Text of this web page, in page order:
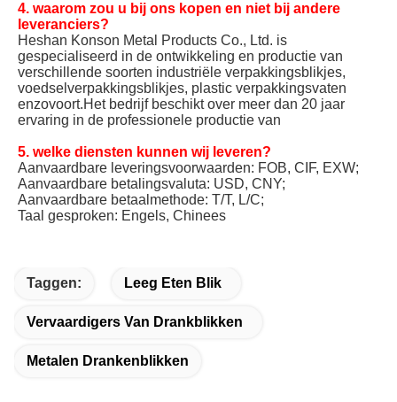
4. waarom zou u bij ons kopen en niet bij andere
leveranciers?
Heshan Konson Metal Products Co., Ltd. is
gespecialiseerd in de ontwikkeling en productie van
verschillende soorten industriële verpakkingsblikjes,
voedselverpakkingsblikjes, plastic verpakkingsvaten
enzovoort.Het bedrijf beschikt over meer dan 20 jaar
ervaring in de professionele productie van
5. welke diensten kunnen wij leveren?
Aanvaardbare leveringsvoorwaarden: FOB, CIF, EXW;
Aanvaardbare betalingsvaluta: USD, CNY;
Aanvaardbare betaalmethode: T/T, L/C;
Taal gesproken: Engels, Chinees
Taggen: Leeg Eten Blik
Vervaardigers Van Drankblikken
Metalen Drankenblikken